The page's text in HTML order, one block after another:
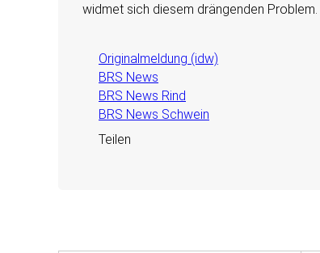
widmet sich diesem drängenden
Originalmeldung (idw)
BRS News
BRS News Rind
BRS News Schwein
Teilen